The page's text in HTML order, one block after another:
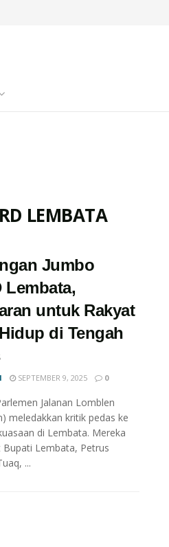
LEMBATA
Jumbo
Lembata,
untuk Rakyat
di Tengah
SEPTEMBER 9, 2025 0
Jalanan Lomblen
meledakkan kritik pedas ke
di Lembata. Mereka
Lembata, Petrus
...